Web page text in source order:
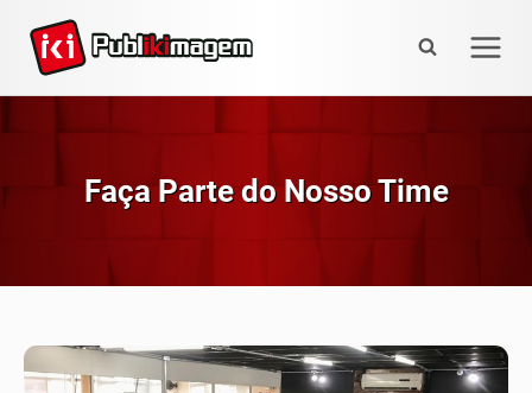
content
Faça Parte do Nosso Time